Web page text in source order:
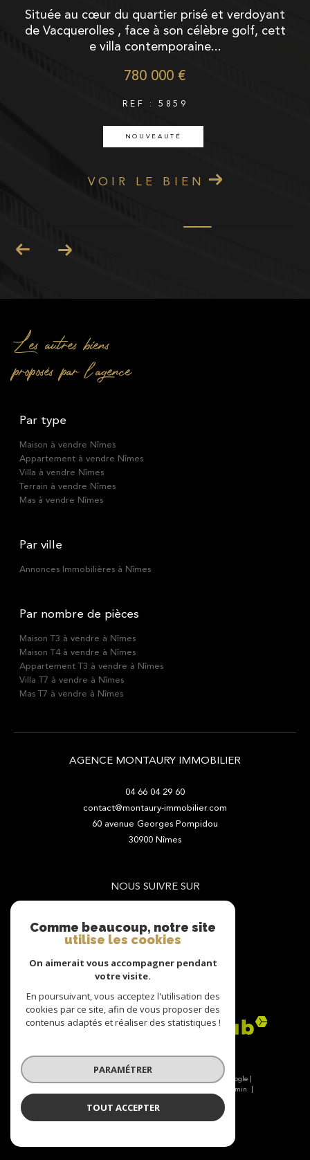
Nichée au calme d’une impasse, à seulement
quelques minutes à pied du centre-ville, cette
maison de caractère des...
624 000 €
REF : 5868
COUP DE COEUR
VOIR LE BIEN
Les autres biens
proposés par l'agence
Par type
Maison à vendre Nîmes
Appartement à vendre Nîmes
Villa à vendre Nîmes
Terrain à vendre Nîmes
Mas à vendre Nîmes
Par ville
Annonces Immobilières à Nîmes
Par nombre de pièces
Maison T3 à vendre à Nîmes
Maison T4 à vendre à Nîmes
Appartement T3 à vendre à Nîmes
Villa T7 à vendre à Nîmes
Mas T7 à vendre à Nîmes
AGENCE MONTAURY IMMOBILIER
04 66 04 29 60
contact@montaury-immobilier.com
60 avenue Georges Pompidou
30900
Nîmes
NOUS SUIVRE SUR
ADHÉRENTS
© 2026 | Tous droits réservés | Traduction powered by Google |
Admin
Comme beaucoup, notre site
utilise les cookies
On aimerait vous accompagner pendant
votre visite.
En poursuivant, vous acceptez l'utilisation des
cookies par ce site, afin de vous proposer des
contenus adaptés et réaliser des statistiques !
PARAMÉTRER
TOUT ACCEPTER